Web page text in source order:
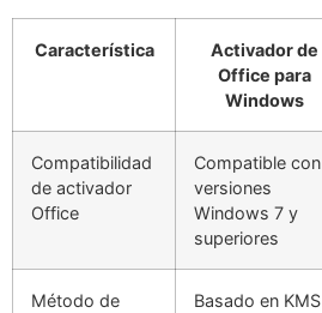
Característica
Activador de
Office para
Windows
Compatibilidad
de activador
Office
Compatible con
versiones
Windows 7 y
superiores
Método de
Basado en KMS